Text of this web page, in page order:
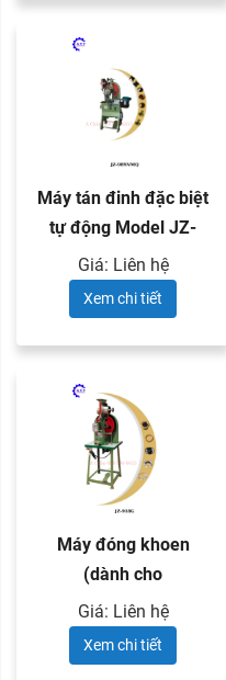
Máy tán đinh đặc biệt
tự động Model JZ-
989NM
Giá: Liên hệ
Xem chi tiết
Máy đóng khoen
(dành cho
khoen/khoen mắt
ngỗng ...
Giá: Liên hệ
Xem chi tiết